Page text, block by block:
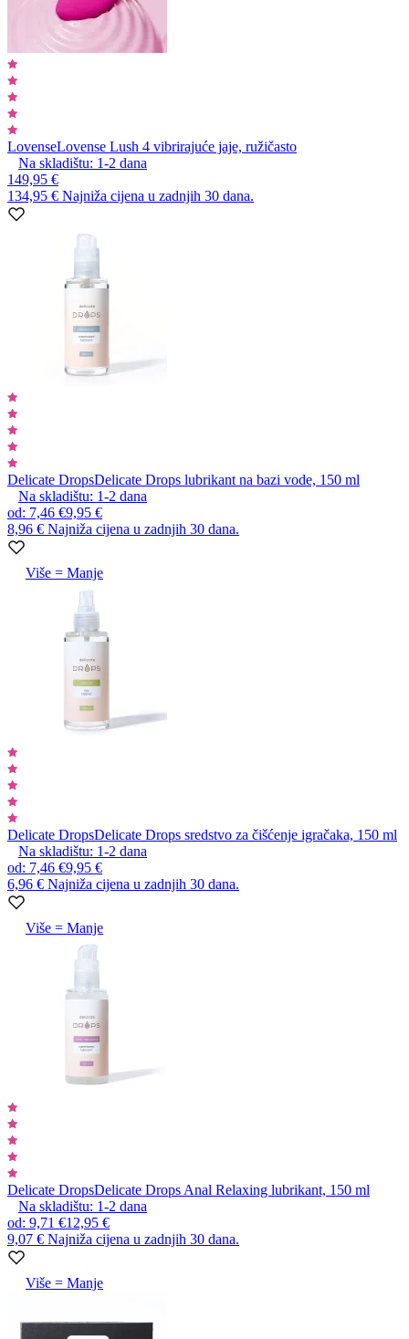
LovenseLovense Lush 4 vibrirajuće jaje, ružičasto
Na skladištu: 1-2 dana
149,95 €
134,95 € Najniža cijena u zadnjih 30 dana.
Delicate DropsDelicate Drops lubrikant na bazi vode, 150 ml
Na skladištu: 1-2 dana
od: 7,46 €9,95 €
8,96 € Najniža cijena u zadnjih 30 dana.
Više = Manje
Delicate DropsDelicate Drops sredstvo za čišćenje igračaka, 150 ml
Na skladištu: 1-2 dana
od: 7,46 €9,95 €
6,96 € Najniža cijena u zadnjih 30 dana.
Više = Manje
Delicate DropsDelicate Drops Anal Relaxing lubrikant, 150 ml
Na skladištu: 1-2 dana
od: 9,71 €12,95 €
9,07 € Najniža cijena u zadnjih 30 dana.
Više = Manje